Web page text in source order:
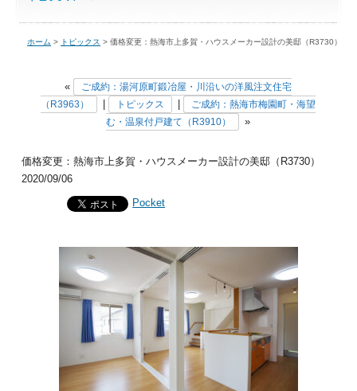
ホーム > トピックス > 価格変更：熱海市上多賀・ハウスメーカー設計の美邸（R3730）
«
ご成約：湯河原町鍛冶屋・川沿いの洋風注文住宅
（R3963）
トピックス
ご成約：熱海市梅園町・海望
む・温泉付戸建て（R3910）
»
価格変更：熱海市上多賀・ハウスメーカー設計の美邸（R3730）
2020/09/06
Pocket